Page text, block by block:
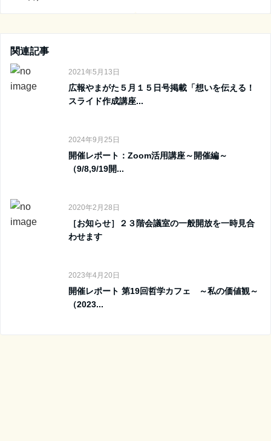
関連記事
2021年5月13日
広報やまがた５月１５日号掲載「想いを伝える！
スライド作成講座...
2024年9月25日
開催レポート：Zoom活用講座～開催編～
（9/8,9/19開...
2020年2月28日
［お知らせ］２３階会議室の一般開放を一時見合
わせます
2023年4月20日
開催レポート 第19回哲学カフェ ～私の価値観～
（2023...